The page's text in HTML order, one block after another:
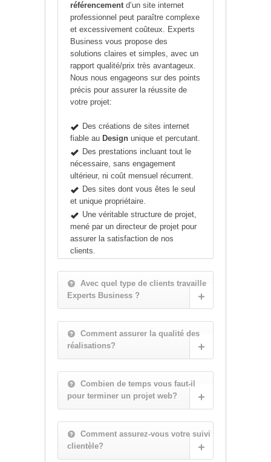
référencementd’un site internet
professionnel peut paraître complexe
et excessivement coûteux. Experts
Business vous propose des
solutions claires et simples, avec un
rapport qualité/prix très avantageux.
Nous nous engageons sur des points
précis pour assurer la réussite de
votre projet:
Des créations de sites internet
fiable au Design unique et percutant.
Des prestations incluant tout le
nécessaire, sans engagement
ultérieur, ni coût mensuel récurrent.
Des sites dont vous êtes le seul
et unique propriétaire.
Une véritable structure de projet,
mené par un directeur de projet pour
assurer la satisfaction de nos
clients.
Avec quel type de clients travaille
Experts Business ?
Comment assurer la qualité des
réalisations?
Combien de temps vous faut-il
pour terminer un projet web?
Comment assurez-vous votre suivi
clientèle?